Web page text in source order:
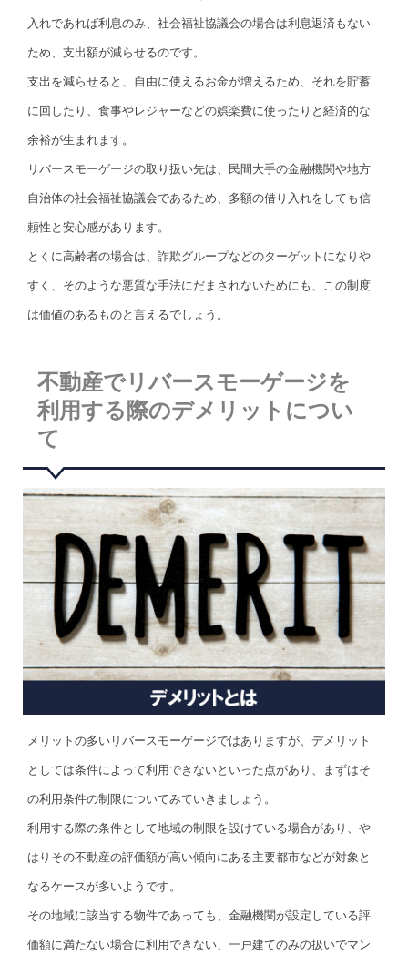
入れであれば利息のみ、社会福祉協議会の場合は利息返済もない
ため、支出額が減らせるのです。
支出を減らせると、自由に使えるお金が増えるため、それを貯蓄
に回したり、食事やレジャーなどの娯楽費に使ったりと経済的な
余裕が生まれます。
リバースモーゲージの取り扱い先は、民間大手の金融機関や地方
自治体の社会福祉協議会であるため、多額の借り入れをしても信
頼性と安心感があります。
とくに高齢者の場合は、詐欺グループなどのターゲットになりや
すく、そのような悪質な手法にだまされないためにも、この制度
は価値のあるものと言えるでしょう。
不動産でリバースモーゲージを
利用する際のデメリットについ
て
メリットの多いリバースモーゲージではありますが、デメリット
としては条件によって利用できないといった点があり、まずはそ
の利用条件の制限についてみていきましょう。
利用する際の条件として地域の制限を設けている場合があり、や
はりその不動産の評価額が高い傾向にある主要都市などが対象と
なるケースが多いようです。
その地域に該当する物件であっても、金融機関が設定している評
価額に満たない場合に利用できない、一戸建てのみの扱いでマン